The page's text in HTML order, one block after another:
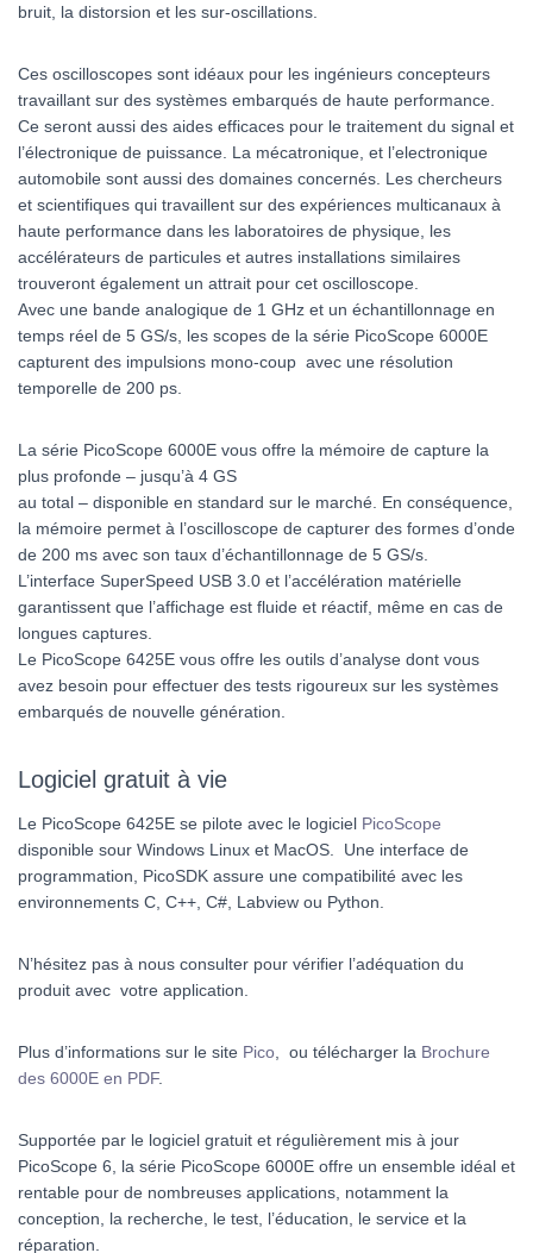
bruit, la distorsion et les sur-oscillations.
Ces oscilloscopes sont idéaux pour les ingénieurs concepteurs
travaillant sur des systèmes embarqués de haute performance.
Ce seront aussi des aides efficaces pour le traitement du signal et
l’électronique de puissance. La mécatronique, et l’electronique
automobile sont aussi des domaines concernés. Les chercheurs
et scientifiques qui travaillent sur des expériences multicanaux à
haute performance dans les laboratoires de physique, les
accélérateurs de particules et autres installations similaires
trouveront également un attrait pour cet oscilloscope.
Avec une bande analogique de 1 GHz et un échantillonnage en
temps réel de 5 GS/s, les scopes de la série PicoScope 6000E
capturent des impulsions mono-coup avec une résolution
temporelle de 200 ps.
La série PicoScope 6000E vous offre la mémoire de capture la
plus profonde – jusqu’à 4 GS
au total – disponible en standard sur le marché. En conséquence,
la mémoire permet à l’oscilloscope de capturer des formes d’onde
de 200 ms avec son taux d’échantillonnage de 5 GS/s.
L’interface SuperSpeed USB 3.0 et l’accélération matérielle
garantissent que l’affichage est fluide et réactif, même en cas de
longues captures.
Le PicoScope 6425E vous offre les outils d’analyse dont vous
avez besoin pour effectuer des tests rigoureux sur les systèmes
embarqués de nouvelle génération.
Logiciel gratuit à vie
Le PicoScope 6425E se pilote avec le logiciel PicoScope
disponible sour Windows Linux et MacOS. Une interface de
programmation, PicoSDK assure une compatibilité avec les
environnements C, C++, C#, Labview ou Python.
N’hésitez pas à nous consulter pour vérifier l’adéquation du
produit avec votre application.
Plus d’informations sur le site Pico , ou télécharger la Brochure
des 6000E en PDF.
Supportée par le logiciel gratuit et régulièrement mis à jour
PicoScope 6, la série PicoScope 6000E offre un ensemble idéal et
rentable pour de nombreuses applications, notamment la
conception, la recherche, le test, l’éducation, le service et la
réparation.